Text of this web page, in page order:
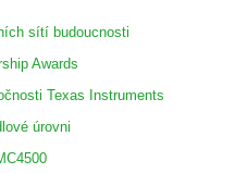
sítí budoucnosti
Awards
Texas Instruments
úrovni